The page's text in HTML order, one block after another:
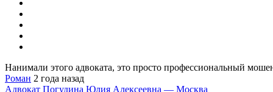
Нанимали этого адвоката, это просто профессиональный
Роман 2 года назад
Адвокат Погудина Юлия Алексеевна — Москва